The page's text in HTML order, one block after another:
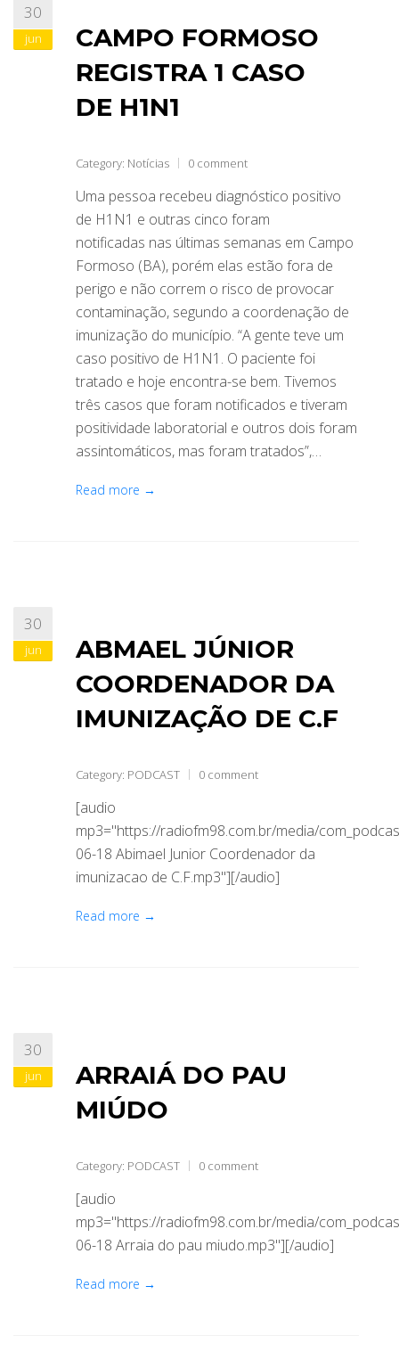
30
jun
CAMPO FORMOSO
REGISTRA 1 CASO
DE H1N1
Category: Notícias 0 comment
Uma pessoa recebeu diagnóstico positivo
de H1N1 e outras cinco foram
notificadas nas últimas semanas em Campo
Formoso (BA), porém elas estão fora de
perigo e não correm o risco de provocar
contaminação, segundo a coordenação de
imunização do município. “A gente teve um
caso positivo de H1N1. O paciente foi
tratado e hoje encontra-se bem. Tivemos
três casos que foram notificados e tiveram
positividade laboratorial e outros dois foram
assintomáticos, mas foram tratados”,…
Read more →
30
jun
ABMAEL JÚNIOR
COORDENADOR DA
IMUNIZAÇÃO DE C.F
Category: PODCAST 0 comment
[audio
mp3="https://radiofm98.com.br/media/
06-18 Abimael Junior Coordenador da
imunizacao de C.F.mp3"][/audio]
Read more →
30
jun
ARRAIÁ DO PAU
MIÚDO
Category: PODCAST 0 comment
[audio
mp3="https://radiofm98.com.br/media/
06-18 Arraia do pau miudo.mp3"][/audio]
Read more →